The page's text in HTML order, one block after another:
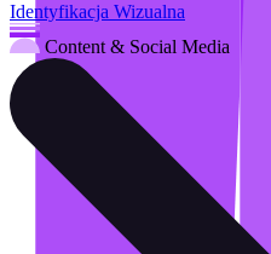
Identyfikacja Wizualna
Content & Social Media